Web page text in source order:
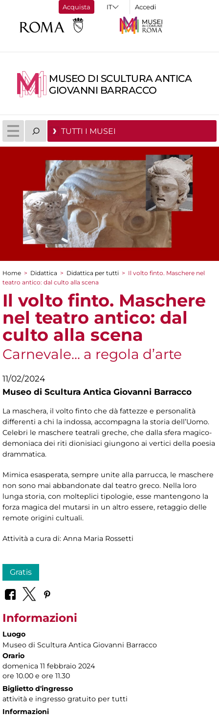
Acquista Accedi
MUSEO DI SCULTURA ANTICA
GIOVANNI BARRACCO
TUTTI I MUSEI
Tu sei qui
Home > Didattica > Didattica per tutti > Il volto finto. Maschere nel
teatro antico: dal culto alla scena
Il volto finto. Maschere
nel teatro antico: dal
culto alla scena
Carnevale... a regola d’arte
11/02/2024
Museo di Scultura Antica Giovanni Barracco
La maschera, il volto finto che dà fattezze e personalità
differenti a chi la indossa, accompagna la storia dell’Uomo.
Celebri le maschere teatrali greche, che dalla sfera magico-
demoniaca dei riti dionisiaci giungono ai vertici della poesia
drammatica.
Mimica esasperata, sempre unite alla parrucca, le maschere
non sono mai abbandonate dal teatro greco. Nella loro
lunga storia, con molteplici tipologie, esse mantengono la
forza magica del mutarsi in un altro essere, retaggio delle
remote origini cultuali.
Attività a cura di: Anna Maria Rossetti
Gratis
Informazioni
Luogo
Museo di Scultura Antica Giovanni Barracco
Orario
domenica 11 febbraio 2024
ore 10.00 e ore 11.30
Biglietto d'ingresso
attività e ingresso gratuito per tutti
Informazioni